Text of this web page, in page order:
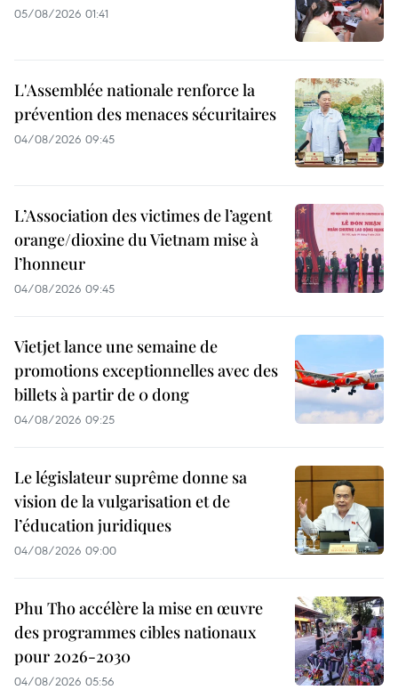
05/08/2026 01:41
L'Assemblée nationale renforce la
prévention des menaces sécuritaires
04/08/2026 09:45
L’Association des victimes de l’agent
orange/dioxine du Vietnam mise à
l’honneur
04/08/2026 09:45
Vietjet lance une semaine de
promotions exceptionnelles avec des
billets à partir de 0 dong
04/08/2026 09:25
Le législateur suprême donne sa
vision de la vulgarisation et de
l’éducation juridiques
04/08/2026 09:00
Phu Tho accélère la mise en œuvre
des programmes cibles nationaux
pour 2026-2030
04/08/2026 05:56